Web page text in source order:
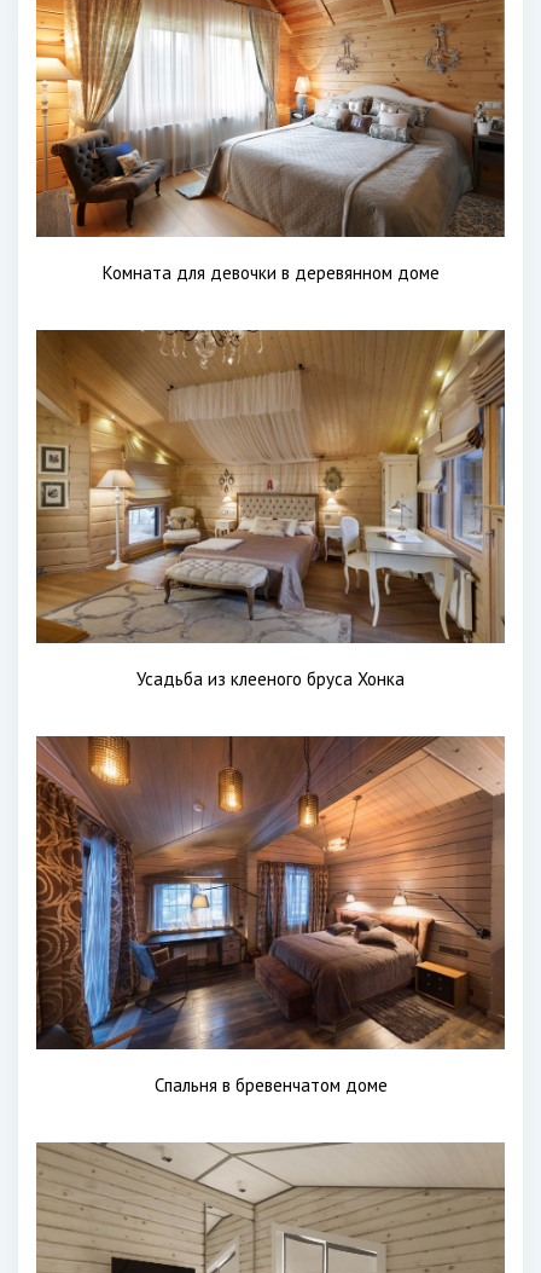
Комната для девочки в деревянном доме
Усадьба из клееного бруса Хонка
Спальня в бревенчатом доме